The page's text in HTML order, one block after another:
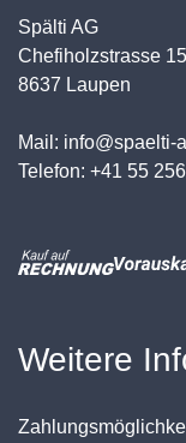
Spälti AG
Chefiholzstrasse 15
8637 Laupen
Mail: info@spaelti-
Telefon: +41 55
Weitere